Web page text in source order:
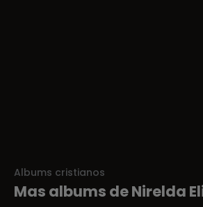
Albums cristianos
Mas albums de Nirelda